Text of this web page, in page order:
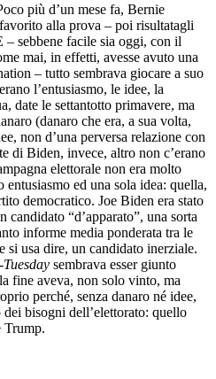
più d’un mese fa, Bernie
alla prova – poi risultatagli
– sebbene facile sia oggi, con il
mai, in effetti, avesse avuto una
– tutto sembrava giocare a suo
l’entusiasmo, le idee, la
date le settantotto primavere, ma
(danaro che era, a sua volta,
non d’una perversa relazione con
di Biden, invece, altro non c’erano
elettorale non era molto
entusiasmo ed una sola idea: quella,
democratico. Joe Biden era stato
“d’apparato”, una sorta
informe media ponderata tra le
si usa dire, un candidato inerziale.
sembrava esser giunto
fine aveva, non solo vinto, ma
perché, senza danaro né idee,
bisogni dell’elettorato: quello
Trump.